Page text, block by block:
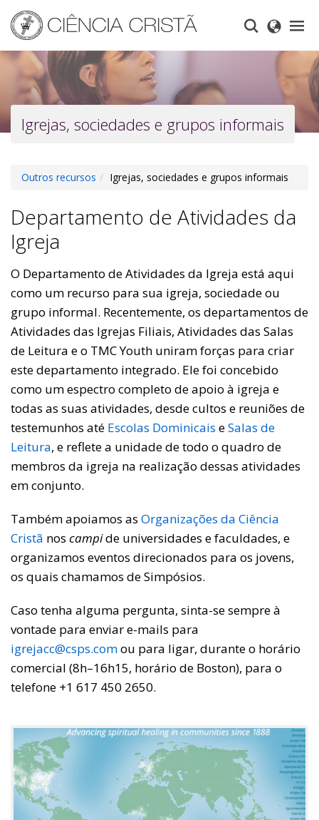
main
content
Igrejas, sociedades e grupos informais
Outros recursos Igrejas, sociedades e grupos informais
Departamento de Atividades da
Igreja
O Departamento de Atividades da Igreja está aqui
como um recurso para sua igreja, sociedade ou
grupo informal. Recentemente, os departamentos de
Atividades das Igrejas Filiais, Atividades das Salas
de Leitura e o TMC Youth uniram forças para criar
este departamento integrado. Ele foi concebido
como um espectro completo de apoio à igreja e
todas as suas atividades, desde cultos e reuniões de
testemunhos até Escolas Dominicais eSalas de
Leitura, e reflete a unidade de todo o quadro de
membros da igreja na realização dessas atividades
em conjunto.
Também apoiamos as Organizações da Ciência
Cristã nos campide universidades e faculdades, e
organizamos eventos direcionados para os jovens,
os quais chamamos de Simpósios.
Caso tenha alguma pergunta, sinta-se sempre à
vontade para enviar e-mails para
igrejacc@csps.comou para ligar, durante o horário
comercial (8h–16h15, horário de Boston), para o
telefone +1 617 450 2650.